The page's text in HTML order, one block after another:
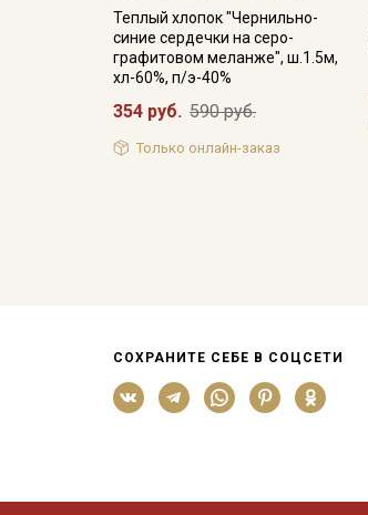
Теплый хлопок "Чернильно-
синие сердечки на серо-
графитовом меланже", ш.1.5м,
хл-60%, п/э-40%
354 руб. 590 руб.
Только онлайн-заказ
СОХРАНИТЕ СЕБЕ В СОЦСЕТИ